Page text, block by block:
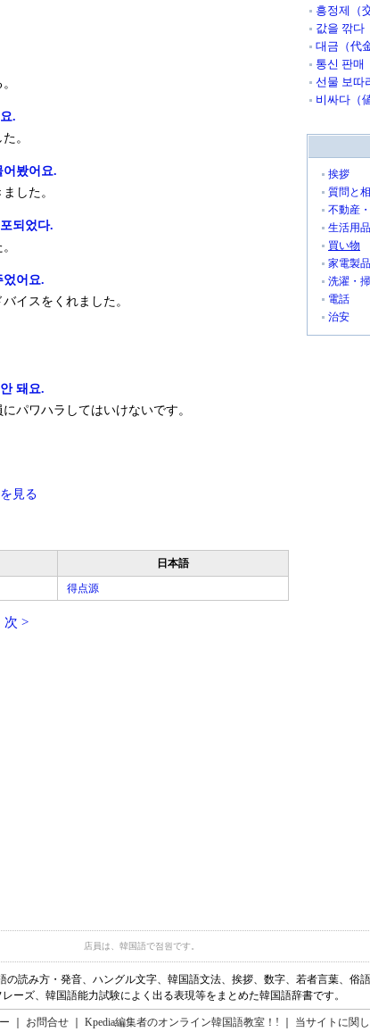
.
。
어봤어요.
した。
되었다.
었어요.
イスをくれました。
돼요.
パワハラしてはいけないです。
見る
日本語
得点源
次 >
흥정제（
값을 깎다
대금（代
통신 판매
선물 보따
비싸다（
挨拶
質問と
不動産
生活用品
買い物
家電製品
洗濯・
電話
治安
店員は、韓国語で점원です。
の読み方・発音、ハングル文字、韓国語文法、挨拶、数字、若者言葉、俗
ーズ、韓国語能力試験によく出る表現等をまとめた韓国語辞書です。
お問合せ Kpedia編集者のオンライン韓国語教室！! 当サイトに関